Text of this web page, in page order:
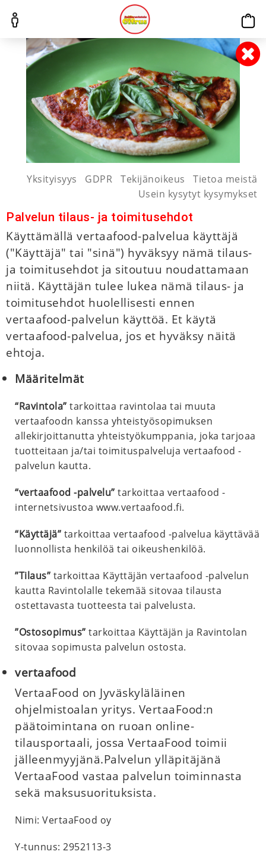
Yksityisyys GDPR Tekijänoikeus
Tietoa meistä
Usein kysytyt kysymykset
Palvelun tilaus- ja toimitusehdot
Käyttämällä vertaafood-palvelua käyttäjä
("Käyttäjä" tai "sinä") hyväksyy nämä tilaus-
ja toimitusehdot ja sitoutuu noudattamaan
niitä. Käyttäjän tulee lukea nämä tilaus- ja
toimitusehdot huolellisesti ennen
vertaafood-palvelun käyttöä. Et käytä
vertaafood-palvelua, jos et hyväksy näitä
ehtoja.
Määritelmät
“Ravintola” tarkoittaa ravintolaa tai muuta
vertaafoodn kanssa yhteistyösopimuksen
allekirjoittanutta yhteistyökumppania, joka tarjoaa
tuotteitaan ja/tai toimituspalveluja vertaafood -
palvelun kautta.
“vertaafood -palvelu” tarkoittaa vertaafood -
internetsivustoa www.vertaafood.fi.
“Käyttäjä” tarkoittaa vertaafood -palvelua käyttävää
luonnollista henkilöä tai oikeushenkilöä.
”Tilaus” tarkoittaa Käyttäjän vertaafood -palvelun
kautta Ravintolalle tekemää sitovaa tilausta
ostettavasta tuotteesta tai palvelusta.
”Ostosopimus” tarkoittaa Käyttäjän ja Ravintolan
sitovaa sopimusta palvelun ostosta.
vertaafood
VertaaFood on Jyväskyläläinen
ohjelmistoalan yritys. VertaaFood:n
päätoimintana on ruoan online-
tilausportaali, jossa VertaaFood toimii
jälleenmyyjänä.Palvelun ylläpitäjänä
VertaaFood vastaa palvelun toiminnasta
sekä maksusuorituksista.
Nimi: VertaaFood oy
Y-tunnus: 2952113-3